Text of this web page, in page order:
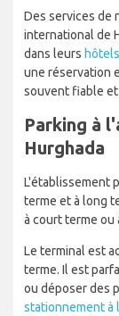
Des services de
international de
dans leurs hôtels
une réservation
souvent fiable
Parking à
Hurghada
L'établissement
terme et à long
à court terme ou
Le terminal est
terme. Il est
ou déposer des
stationnement à